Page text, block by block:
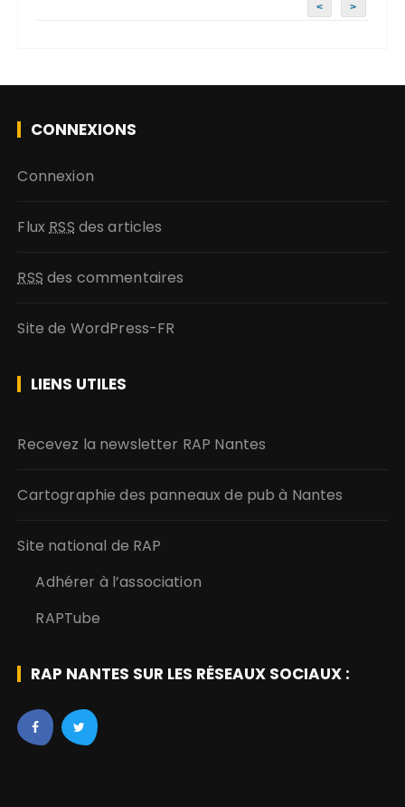
o
d
e
a
t
c
e
< >
CONNEXIONS
Connexion
FluxRSS des articles
RSS des commentaires
Site de WordPress-FR
LIENS UTILES
Recevez la newsletter RAP Nantes
Cartographie des panneaux de pub à Nantes
Site national de RAP
Adhérer à l’association
RAPTube
RAP NANTES SUR LES RÉSEAUX SOCIAUX :